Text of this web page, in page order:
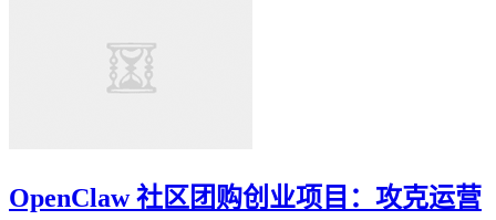
OpenClaw 社区团购创业项目：攻克运营